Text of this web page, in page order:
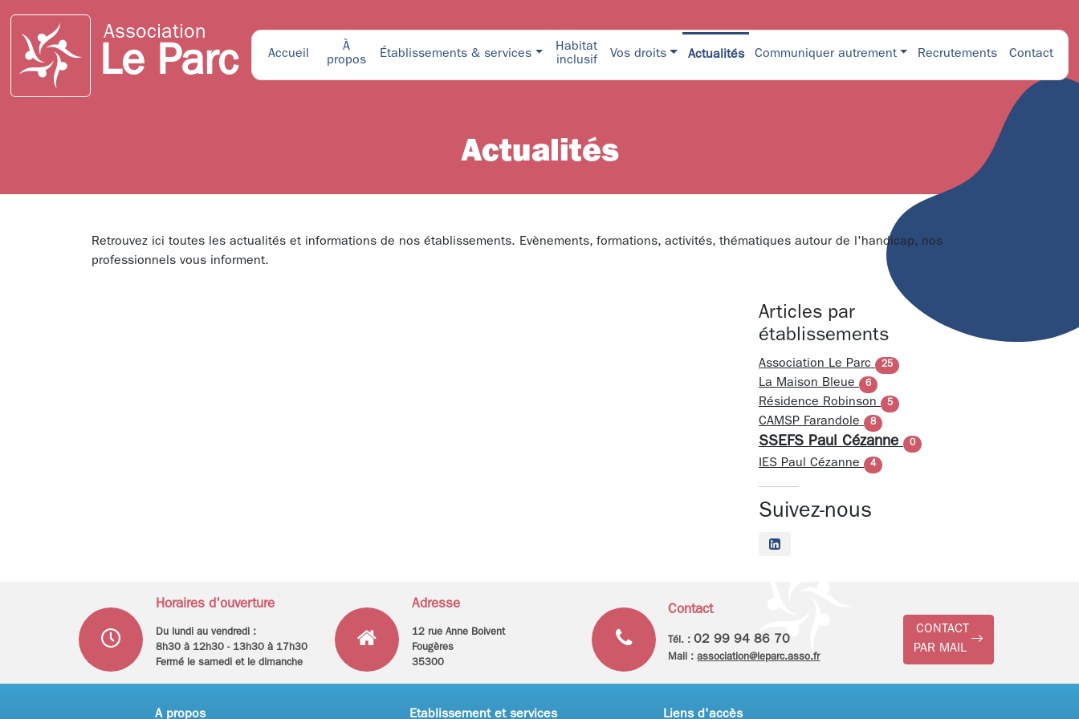
Association
Le Parc Accueil
À
propos
Établissements & services
Habitat
inclusif
Vos droits Actualités Communiquer autrement Recrutements Contact
Actualités
Retrouvez ici toutes les actualités et informations de nos établissements. Evènements, formations, activités, thématiques autour de l'handicap, nos
professionnels vous informent.
Articles par
établissements
Association Le Parc 25
La Maison Bleue 6
Résidence Robinson 5
CAMSP Farandole 8
SSEFS Paul Cézanne 0
IES Paul Cézanne 4
Suivez-nous
Horaires d'ouverture
Du lundi au vendredi :
8h30 à 12h30 - 13h30 à 17h30
Fermé le samedi et le dimanche
Adresse
12 rue Anne Boivent
Fougères
35300
Contact
Tél. :02 99 94 86 70
Mail :association@leparc.asso.fr
CONTACT
PAR MAIL
A propos Etablissement et services Liens d'accès